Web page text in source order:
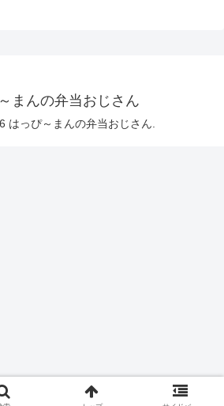
まんの弁当おじさん
はっぴ～まんの弁当おじさん.